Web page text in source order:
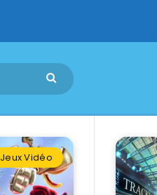
Jeux Vidéo